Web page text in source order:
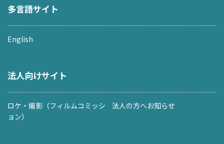
多言語サイト
English
法人向けサイト
ロケ・撮影（フィルムコミッシ
ョン）
法人の方へお知らせ